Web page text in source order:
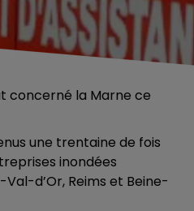
concerné la Marne ce
une trentaine de fois
inondées
d’Or, Reims et Beine-